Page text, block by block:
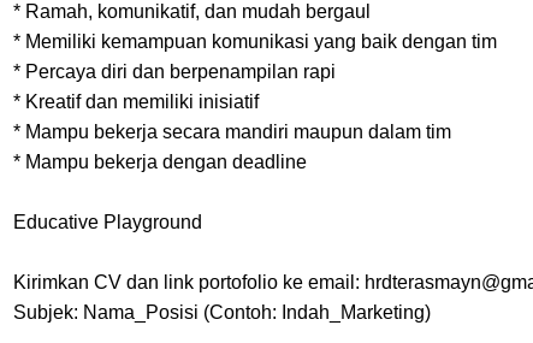
* Ramah, komunikatif, dan mudah bergaul
* Memiliki kemampuan komunikasi yang baik dengan tim
* Percaya diri dan berpenampilan rapi
* Kreatif dan memiliki inisiatif
* Mampu bekerja secara mandiri maupun dalam tim
* Mampu bekerja dengan deadline
Educative Playground
Kirimkan CV dan link portofolio ke email:
Subjek: Nama_Posisi (Contoh: Indah_Marketing)